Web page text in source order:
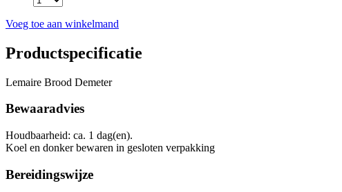
Voeg toe aan winkelmand
Productspecificatie
Lemaire Brood Demeter
Bewaaradvies
Houdbaarheid: ca. 1 dag(en).
Koel en donker bewaren in gesloten verpakking
Bereidingswijze